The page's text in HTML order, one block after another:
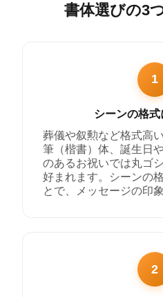
書体選びの3
1
シーンの格
葬儀や叙勲など格式高
筆（楷書）体、誕生日
のあるお祝いでは丸ゴ
好まれます。シーンの
とで、メッセージの印
2